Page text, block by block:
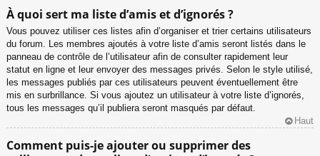
À quoi sert ma liste d’amis et d’ignorés ?
Vous pouvez utiliser ces listes afin d’organiser et trier certains utilisateurs
du forum. Les membres ajoutés à votre liste d’amis seront listés dans le
panneau de contrôle de l’utilisateur afin de consulter rapidement leur
statut en ligne et leur envoyer des messages privés. Selon le style utilisé,
les messages publiés par ces utilisateurs peuvent éventuellement être
mis en surbrillance. Si vous ajoutez un utilisateur à votre liste d’ignorés,
tous les messages qu’il publiera seront masqués par défaut.
Haut
Comment puis-je ajouter ou supprimer des